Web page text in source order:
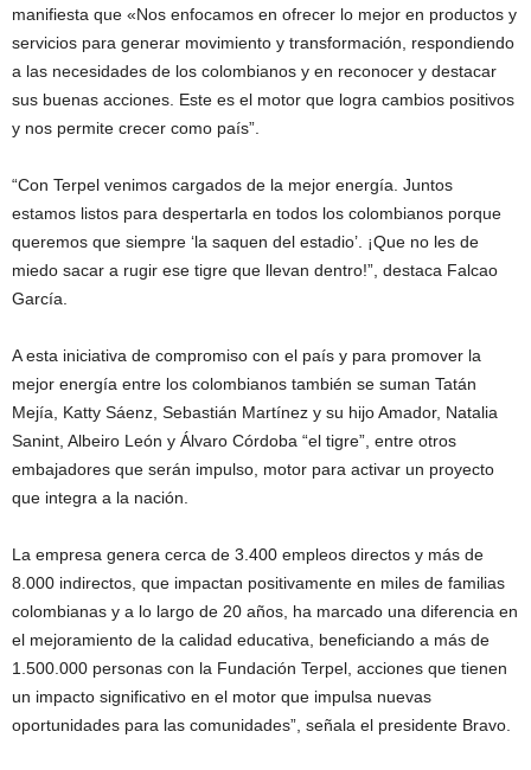
manifiesta que «Nos enfocamos en ofrecer lo mejor en productos y
servicios para generar movimiento y transformación, respondiendo
a las necesidades de los colombianos y en reconocer y destacar
sus buenas acciones. Este es el motor que logra cambios positivos
y nos permite crecer como país”.
“Con Terpel venimos cargados de la mejor energía. Juntos
estamos listos para despertarla en todos los colombianos porque
queremos que siempre ‘la saquen del estadio’. ¡Que no les de
miedo sacar a rugir ese tigre que llevan dentro!”, destaca Falcao
García.
A esta iniciativa de compromiso con el país y para promover la
mejor energía entre los colombianos también se suman Tatán
Mejía, Katty Sáenz, Sebastián Martínez y su hijo Amador, Natalia
Sanint, Albeiro León y Álvaro Córdoba “el tigre”, entre otros
embajadores que serán impulso, motor para activar un proyecto
que integra a la nación.
La empresa genera cerca de 3.400 empleos directos y más de
8.000 indirectos, que impactan positivamente en miles de familias
colombianas y a lo largo de 20 años, ha marcado una diferencia en
el mejoramiento de la calidad educativa, beneficiando a más de
1.500.000 personas con la Fundación Terpel, acciones que tienen
un impacto significativo en el motor que impulsa nuevas
oportunidades para las comunidades”, señala el presidente Bravo.